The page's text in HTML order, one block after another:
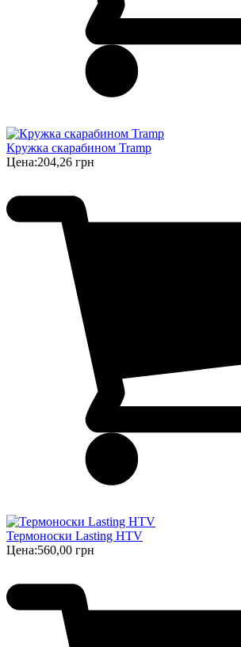
Кружка скарабином Tramp
Цена:204,26 грн
Термоноски Lasting HTV
Цена:560,00 грн